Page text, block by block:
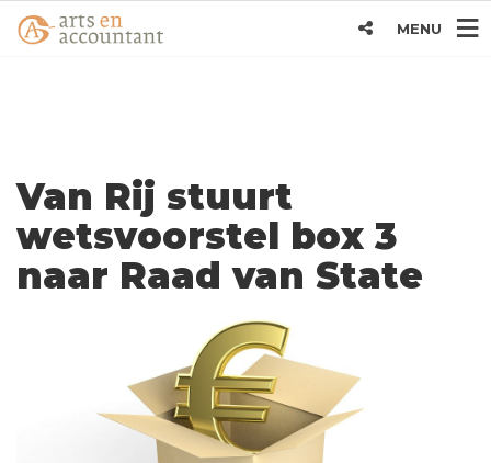
MENU
Van Rij stuurt
wetsvoorstel box 3
naar Raad van State